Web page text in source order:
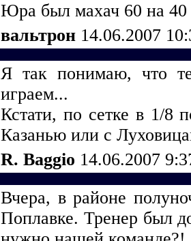
Юра был махач 60 на 40
вальтрон 14.06.2007
Я так понимаю, что
играем...
Кстати, по сетке в 1/8
Казанью или с
R. Baggio 14.06.2007
Вчера, в районе
Поплавке. Тренер был